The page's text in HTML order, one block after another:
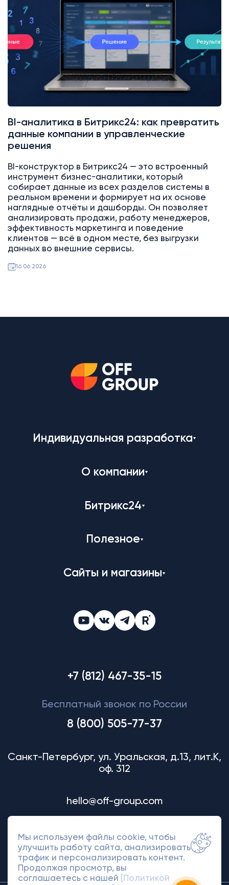
BI-аналитика в Битрикс24: как превратить
данные компании в управленческие
решения
BI-конструктор в Битрикс24 — это встроенный
инструмент бизнес-аналитики, который
собирает данные из всех разделов системы в
реальном времени и формирует на их основе
наглядные отчёты и дашборды. Он позволяет
анализировать продажи, работу менеджеров,
эффективность маркетинга и поведение
клиентов — всё в одном месте, без выгрузки
данных во внешние сервисы.
16.06.2026
Индивидуальная разработка
О компании
Битрикс24
Полезное
Сайты и магазины
+7 (812) 467-35-15
Бесплатный звонок по России
8 (800) 505-77-37
Санкт-Петербург, ул. Уральская, д.13, лит.К,
оф. 312
hello@off-group.com
Мы используем файлы cookie, чтобы
улучшить работу сайта, анализировать
трафик и персонализировать контент.
Продолжая просмотр, вы
соглашаетесь с нашей
[Политикой